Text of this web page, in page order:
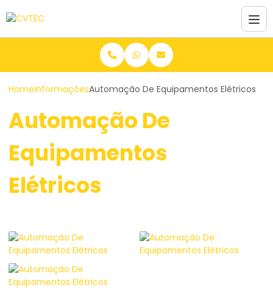
HomeInformaçõesAutomação De Equipamentos Elétricos
Automação De
Equipamentos
Elétricos